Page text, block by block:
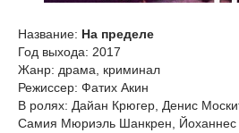
Название: На пределе
Год выхода: 2017
Жанр: драма, криминал
Режиссер: Фатих Акин
В ролях: Дайан Крюгер, Денис
Самия Мюриэль Шанкрен, Йоханнес